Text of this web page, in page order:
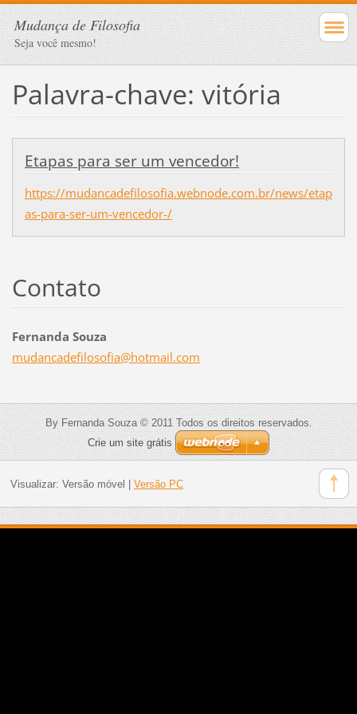
Mudança de Filosofia
Seja você mesmo!
Palavra-chave: vitória
Etapas para ser um vencedor!
https://mudancadefilosofia.webnode.com.br/news/etap
as-para-ser-um-vencedor-/
Contato
Fernanda Souza
mudancadefilosofia@hotmail.com
By Fernanda Souza © 2011 Todos os direitos reservados.
Crie um site grátis
Visualizar: Versão móvel Versão PC